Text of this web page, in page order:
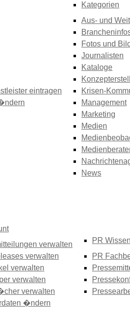
eintragen
Kategorien
Aus- und
Fotos und
Journalisten
Kataloge
Krisen-
Management
Marketing
Medien
News
verwalten
verwalten
verwalten
verwalten
verwalten
�ndern
PR
PR